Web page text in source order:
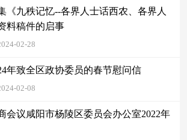
《九秩记忆--各界人士话西农、各界人
料稿件的启事
02-28
年致全区政协委员的春节慰问信
02-08
会议咸阳市杨陵区委员会办公室2022年